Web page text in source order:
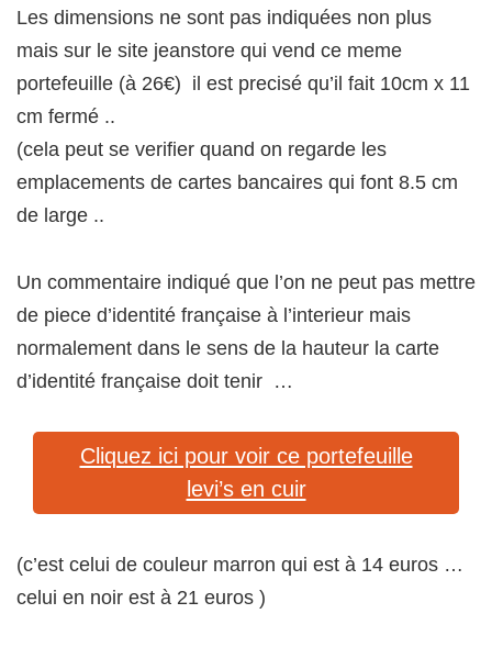
Les dimensions ne sont pas indiquées non plus
mais sur le site jeanstore qui vend ce meme
portefeuille (à 26€) il est precisé qu’il fait 10cm x 11
cm fermé ..
(cela peut se verifier quand on regarde les
emplacements de cartes bancaires qui font 8.5 cm
de large ..
Un commentaire indiqué que l’on ne peut pas mettre
de piece d’identité française à l’interieur mais
normalement dans le sens de la hauteur la carte
d’identité française doit tenir …
Cliquez ici pour voir ce portefeuille
levi’s en cuir
(c’est celui de couleur marron qui est à 14 euros …
celui en noir est à 21 euros )